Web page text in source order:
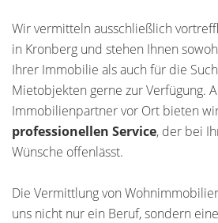
Wir vermitteln ausschließlich
in Kronberg und stehen Ihnen
Ihrer Immobilie als auch für die
Mietobjekten gerne zur Verfügung.
Immobilienpartner vor Ort bieten
professionellen Service, der bei
Wünsche offenlässt.
Die Vermittlung von
uns nicht nur ein Beruf, sondern